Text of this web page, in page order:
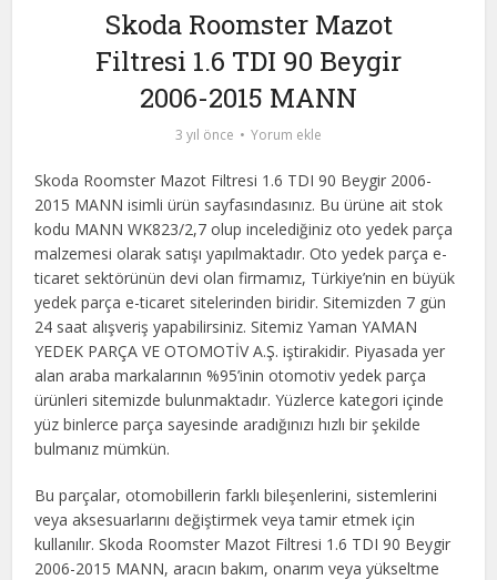
Skoda Roomster Mazot
Filtresi 1.6 TDI 90 Beygir
2006-2015 MANN
3 yıl önce Yorum ekle
Skoda Roomster Mazot Filtresi 1.6 TDI 90 Beygir 2006-
2015 MANN isimli ürün sayfasındasınız. Bu ürüne ait stok
kodu MANN WK823/2,7 olup incelediğiniz oto yedek parça
malzemesi olarak satışı yapılmaktadır. Oto yedek parça e-
ticaret sektörünün devi olan firmamız, Türkiye’nin en büyük
yedek parça e-ticaret sitelerinden biridir. Sitemizden 7 gün
24 saat alışveriş yapabilirsiniz. Sitemiz Yaman YAMAN
YEDEK PARÇA VE OTOMOTİV A.Ş. iştirakidir. Piyasada yer
alan araba markalarının %95’inin otomotiv yedek parça
ürünleri sitemizde bulunmaktadır. Yüzlerce kategori içinde
yüz binlerce parça sayesinde aradığınızı hızlı bir şekilde
bulmanız mümkün.
Bu parçalar, otomobillerin farklı bileşenlerini, sistemlerini
veya aksesuarlarını değiştirmek veya tamir etmek için
kullanılır. Skoda Roomster Mazot Filtresi 1.6 TDI 90 Beygir
2006-2015 MANN, aracın bakım, onarım veya yükseltme